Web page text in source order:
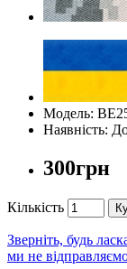
Модель:
Наявність:
300грн
Кількість
Зверніть, будь
ми не